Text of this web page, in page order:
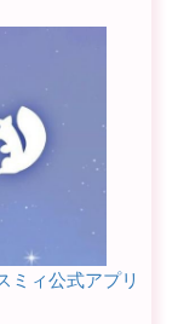
ミィ公式アプリ